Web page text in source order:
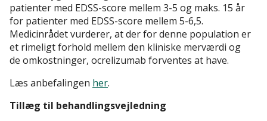
patienter med EDSS-score mellem 3-5 og maks. 15 år
for patienter med EDSS-score mellem 5-6,5.
Medicinrådet vurderer, at der for denne population er
et rimeligt forhold mellem den kliniske merværdi og
de omkostninger, ocrelizumab forventes at have.
Læs anbefalingen her.
Tillæg til behandlingsvejledning